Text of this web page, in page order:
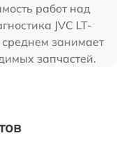
работ над
JVC LT-
занимает
запчастей.